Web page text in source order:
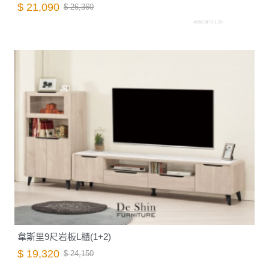
$ 21,090 $ 26,360
A088.2471-1.26
韋斯里9尺岩板L櫃(1+2)
$ 19,320 $ 24,150